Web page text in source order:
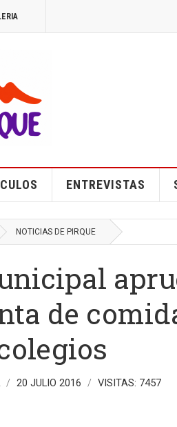
ENTREVISTAS
NOTICIAS DE PIRQUE
de
20 JULIO 2016 VISITAS: 7457